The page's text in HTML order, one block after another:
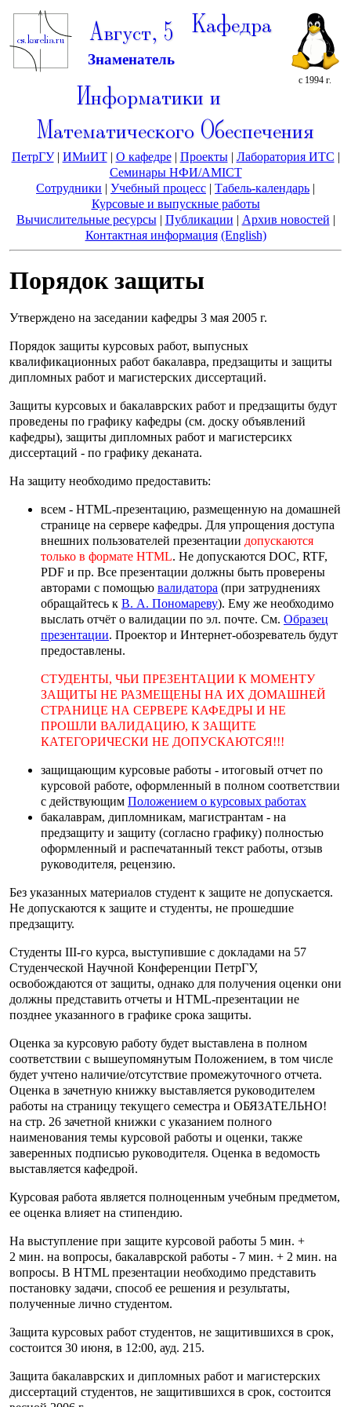
Август, 5
Знаменатель
с 1994 г.
Кафедра
Информатики и
Математического Обеспечения
ПетрГУ| ИМиИТ| О кафедре| Проекты| Лаборатория ИТС |
Семинары НФИ/AMICT
Сотрудники | Учебный процесс | Табель-календарь |
Курсовые и выпускные работы
Вычислительные ресурсы| Публикации | Архив новостей |
Контактная информация (English)
Порядок защиты
Утверждено на заседании кафедры 3 мая 2005 г.
Порядок защиты курсовых работ, выпусных
квалификационных работ бакалавра, предзащиты и защиты
дипломных работ и магистерских диссертаций.
Защиты курсовых и бакалаврских работ и предзащиты будут
проведены по графику кафедры (см. доску объявлений
кафедры), защиты дипломных работ и магистерсикх
диссертаций - по графику деканата.
На защиту необходимо предоставить:
всем - HTML-презентацию, размещенную на домашней
странице на сервере кафедры. Для упрощения доступа
внешних пользователей презентации допускаются
только в формате HTML. Не допускаются DOC, RTF,
PDF и пр. Все презентации должны быть проверены
авторами с помощью валидатора (при затруднениях
обращайтесь к В. А. Пономареву). Ему же необходимо
выслать отчёт о валидации по эл. почте. См. Образец
презентации. Проектор и Интернет-обозреватель будут
предоставлены.
СТУДЕНТЫ, ЧЬИ ПРЕЗЕНТАЦИИ К МОМЕНТУ
ЗАЩИТЫ НЕ РАЗМЕЩЕНЫ НА ИХ ДОМАШНЕЙ
СТРАНИЦЕ НА СЕРВЕРЕ КАФЕДРЫ И НЕ
ПРОШЛИ ВАЛИДАЦИЮ, К ЗАЩИТЕ
КАТЕГОРИЧЕСКИ НЕ ДОПУСКАЮТСЯ!!!
защищающим курсовые работы - итоговый отчет по
курсовой работе, оформленный в полном соответствии
с действующим Положением о курсовых работах
бакалаврам, дипломникам, магистрантам - на
предзащиту и защиту (согласно графику) полностью
оформленный и распечатанный текст работы, отзыв
руководителя, рецензию.
Без указанных материалов студент к защите не допускается.
Не допускаются к защите и студенты, не прошедшие
предзащиту.
Студенты III-го курса, выступившие с докладами на 57
Студенческой Научной Конференции ПетрГУ,
освобождаются от защиты, однако для получения оценки они
должны представить отчеты и HTML-презентации не
позднее указанного в графике срока защиты.
Оценка за курсовую работу будет выставлена в полном
соответствии с вышеупомянутым Положением, в том числе
будет учтено наличие/отсутствие промежуточного отчета.
Оценка в зачетную книжку выставляется руководителем
работы на страницу текущего семестра и ОБЯЗАТЕЛЬНО!
на стр. 26 зачетной книжки с указанием полного
наименования темы курсовой работы и оценки, также
заверенных подписью руководителя. Оценка в ведомость
выставляется кафедрой.
Курсовая работа является полноценным учебным предметом,
ее оценка влияет на стипендию.
На выступление при защите курсовой работы 5 мин. +
2 мин. на вопросы, бакалаврской работы - 7 мин. + 2 мин. на
вопросы. В HTML презентации необходимо представить
постановку задачи, способ ее решения и результаты,
полученные лично студентом.
Защита курсовых работ студентов, не защитившихся в срок,
состоится 30 июня, в 12:00, ауд. 215.
Защита бакалаврских и дипломных работ и магистерских
диссертаций студентов, не защитившихся в срок, состоится